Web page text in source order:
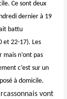
Ce sont deux
dernier à 19
battu
et 22-17). Les
mais n’ont pas
c’est sur un
à domicile.
vont